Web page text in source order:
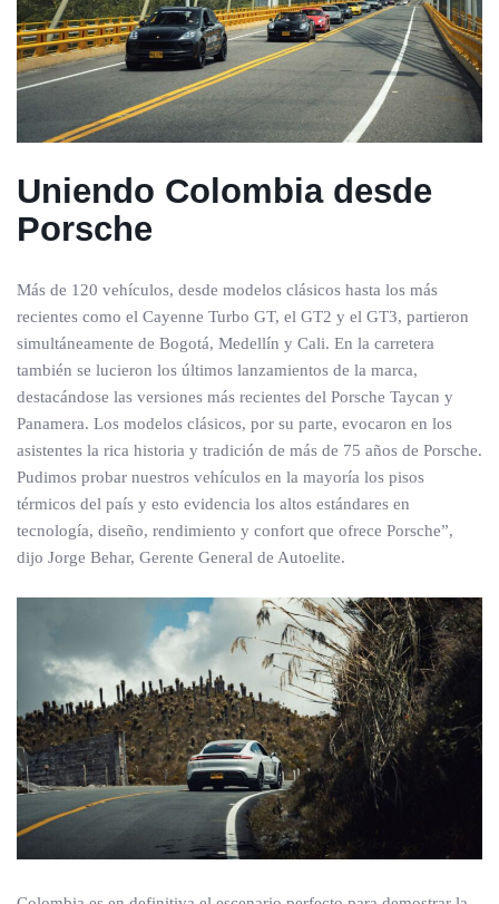
Uniendo Colombia desde
Porsche
Más de 120 vehículos, desde modelos clásicos hasta los más
recientes como el Cayenne Turbo GT, el GT2 y el GT3, partieron
simultáneamente de Bogotá, Medellín y Cali. En la carretera
también se lucieron los últimos lanzamientos de la marca,
destacándose las versiones más recientes del Porsche Taycan y
Panamera. Los modelos clásicos, por su parte, evocaron en los
asistentes la rica historia y tradición de más de 75 años de Porsche.
Pudimos probar nuestros vehículos en la mayoría los pisos
térmicos del país y esto evidencia los altos estándares en
tecnología, diseño, rendimiento y confort que ofrece Porsche”,
dijo Jorge Behar, Gerente General de Autoelite.